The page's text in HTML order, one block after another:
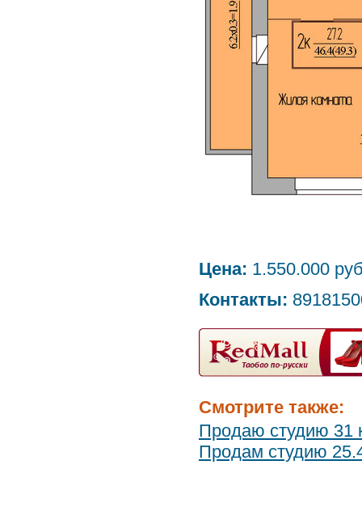
Цена: 1.550.000
Контакты:
Смотрите также:
Продаю студию 31
Продам студию